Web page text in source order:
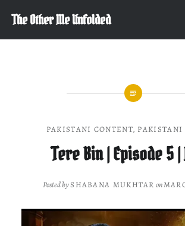
content
The Other Me Unfolded
PAKISTANI CONTENT, PAKISTANI
Tere Bin | Episode 5
Posted bySHABANA MUKHTAR on